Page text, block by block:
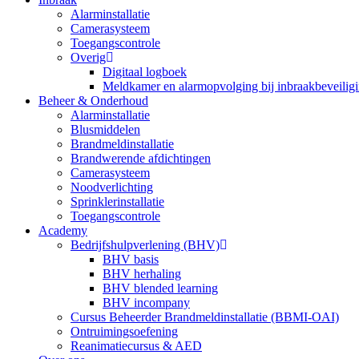
Alarminstallatie
Camerasysteem
Toegangscontrole
Overig
Digitaal logboek
Meldkamer en alarmopvolging bij
Beheer & Onderhoud
Alarminstallatie
Blusmiddelen
Brandmeldinstallatie
Brandwerende afdichtingen
Camerasysteem
Noodverlichting
Sprinklerinstallatie
Toegangscontrole
Academy
Bedrijfshulpverlening (BHV)
BHV basis
BHV herhaling
BHV blended learning
BHV incompany
Cursus Beheerder Brandmeldinstallatie (BBMI-OAI)
Ontruimingsoefening
Reanimatiecursus & AED